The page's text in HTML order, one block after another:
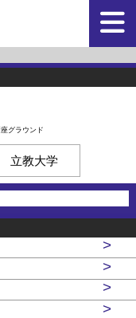
グラウンド
立教大学
>
>
>
>